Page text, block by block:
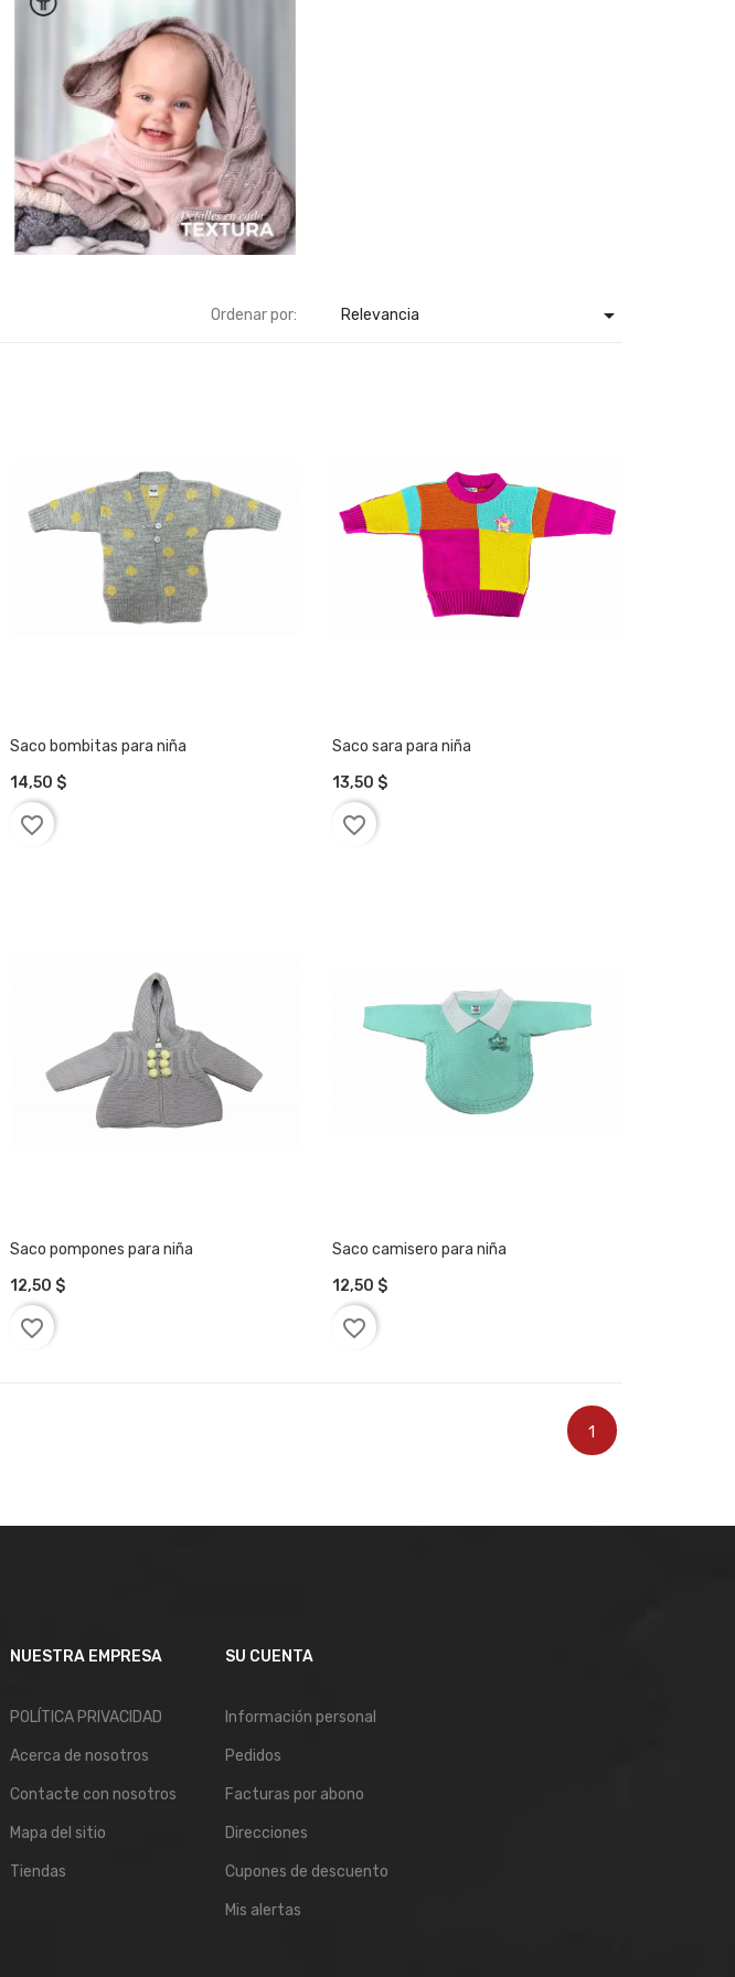
Ordenar por: Relevancia 
Saco bombitas para niña
14,50 $
AÑADIR A LA CESTA
favorite_border
Saco sara para niña
13,50 $
AÑADIR A LA CESTA
favorite_border
Saco pompones para niña
12,50 $
AÑADIR A LA CESTA
favorite_border
Saco camisero para niña
12,50 $
AÑADIR A LA CESTA
favorite_border
1
NUESTRA EMPRESA
POLÍTICA PRIVACIDAD
Acerca de nosotros
Contacte con nosotros
Mapa del sitio
Tiendas
SU CUENTA
Información personal
Pedidos
Facturas por abono
Direcciones
Cupones de descuento
Mis alertas